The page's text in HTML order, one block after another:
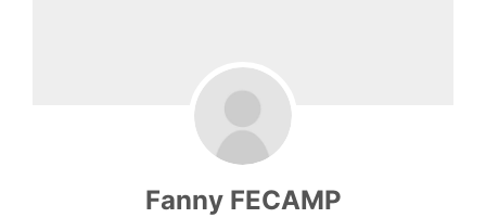
Fanny FECAMP